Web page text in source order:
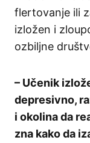
flertovanje ili
izložen i
ozbiljne
– Učenik
depresivno,
i okolina da
zna kako da